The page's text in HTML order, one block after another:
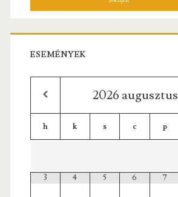
ESEMÉNYEK
2026 augusztus
h k s c p
3 4 5 6 7